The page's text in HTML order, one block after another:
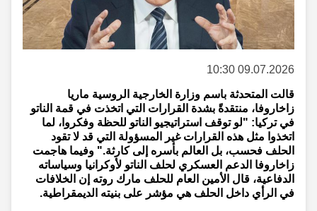
09.07.2026 10:30
قالت المتحدثة باسم وزارة الخارجية الروسية ماريا
زاخاروفا، منتقدةً بشدة القرارات التي اتخذت في قمة الناتو
في تركيا: "لو توقف استراتيجيو الناتو للحظة وفكروا، لما
اتخذوا مثل هذه القرارات غير المسؤولة التي قد لا تقود
الحلف فحسب، بل العالم بأسره إلى كارثة." وفيما هاجمت
زاخاروفا الدعم العسكري لحلف الناتو لأوكرانيا وسياساته
الدفاعية، قال الأمين العام للحلف مارك روته إن الخلافات
في الرأي داخل الحلف هي مؤشر على بنيته الديمقراطية.